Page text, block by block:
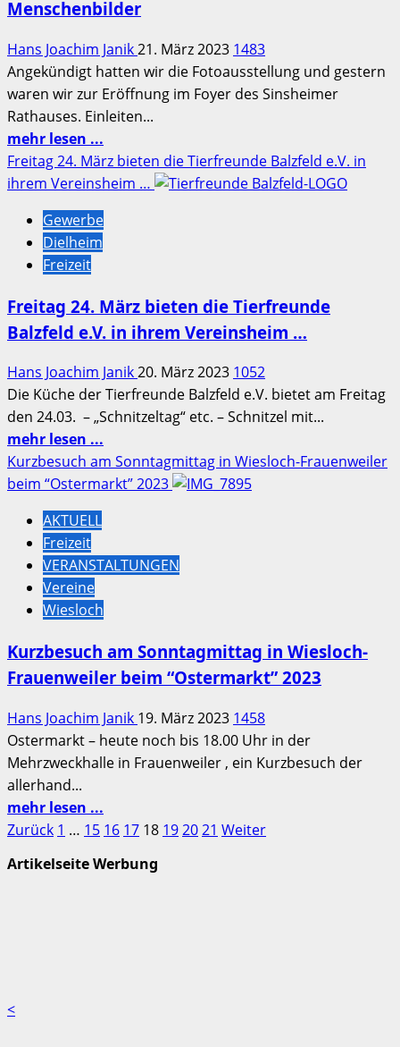
Radtouren
Region
Menschenbilder
Hans Joachim Janik21. März 2023 1483
Angekündigt hatten wir die Fotoausstellung und gestern
waren wir zur Eröffnung im Foyer des Sinsheimer
Rathauses. Einleiten...
mehr lesen ...
Informationen
über
der
des
Rathaus
Sinsheim
–
Norbert
Becke-
Menschenbilder
Freitag 24. März bieten die Tierfreunde Balzfeld e.V. in
ihrem Vereinsheim …
Gewerbe
Dielheim
Freizeit
Freitag 24. März bieten die Tierfreunde
Balzfeld e.V. in ihrem Vereinsheim …
Hans Joachim Janik20. März 2023 1052
Die Küche der Tierfreunde Balzfeld e.V. bietet am Freitag
den 24.03. – „Schnitzeltag“ etc. – Schnitzel mit...
mehr lesen ...
Informationen
über
bieten
Tierfreunde
e.V.
in
Vereinsheim
…
Kurzbesuch am Sonntagmittag in Wiesloch-Frauenweiler
beim “Ostermarkt” 2023
AKTUELL
Freizeit
VERANSTALTUNGEN
Vereine
Wiesloch
Kurzbesuch am Sonntagmittag in Wiesloch-
Frauenweiler beim “Ostermarkt” 2023
Hans Joachim Janik 19. März 2023 1458
Ostermarkt – heute noch bis 18.00 Uhr in der
Mehrzweckhalle in Frauenweiler , ein Kurzbesuch der
allerhand...
mehr lesen ...
Informationen
Kurzbesuch
Seitennummerierung
der
Zurück 1 … 15 16 17 18 192021 Weiter
Artikelseite Werbung
<